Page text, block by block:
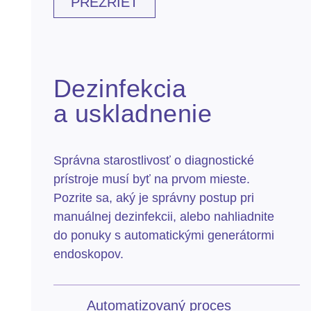
Dezinfekcia
a uskladnenie
Správna starostlivosť o diagnostické
prístroje musí byť na prvom mieste.
Pozrite sa, aký je správny postup pri
manuálnej dezinfekcii, alebo nahliadnite
do ponuky s automatickými generátormi
endoskopov.
Automatizovaný proces